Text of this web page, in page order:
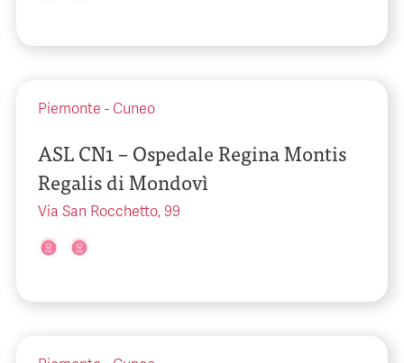
Piemonte - Cuneo
ASL CN1 – Ospedale Regina Montis
Regalis di Mondovì
Via San Rocchetto, 99